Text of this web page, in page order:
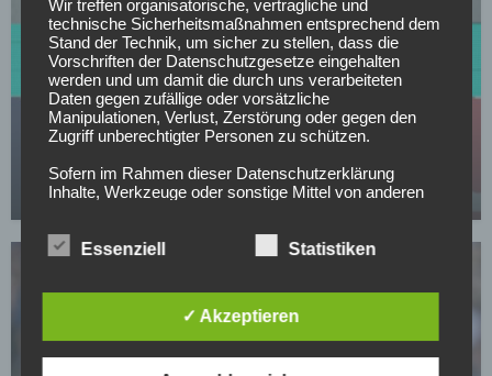
SV DARMSTADT 98
Interesse an Top-Stürmer: Darmstadt fordert
Rekordablöse!
03.05.2026
Wir treffen organisatorische, vertragliche und
technische Sicherheitsmaßnahmen entsprechend dem
Stand der Technik, um sicher zu stellen, dass die
Vorschriften der Datenschutzgesetze eingehalten
werden und um damit die durch uns verarbeiteten
Daten gegen zufällige oder vorsätzliche
Manipulationen, Verlust, Zerstörung oder gegen den
Zugriff unberechtigter Personen zu schützen.
Sofern im Rahmen dieser Datenschutzerklärung
Inhalte, Werkzeuge oder sonstige Mittel von anderen
genannter Sitz im Ausland ist, ist davon auszugehen,
gesetzlichen Erlaubnis, einer Einwilligung der Nutzer
oder spezieller Vertragsklauseln, die eine gesetzlich
vorausgesetzte Sicherheit der Daten gewährleisten.
Essenziell Statistiken
✓ Akzeptieren